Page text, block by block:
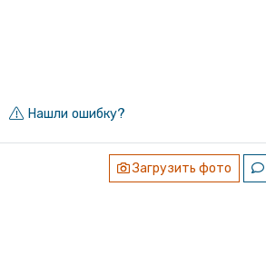
Нашли ошибку?
Загрузить фото